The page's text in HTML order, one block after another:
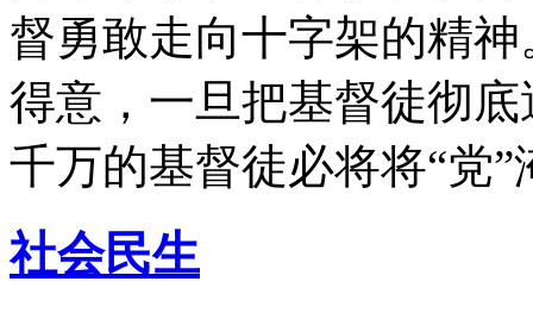
督勇敢走向十字架的精
得意，一旦把基督徒彻
千万的基督徒必将将“党”
社会民生